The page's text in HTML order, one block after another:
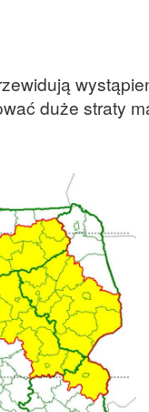
duże straty